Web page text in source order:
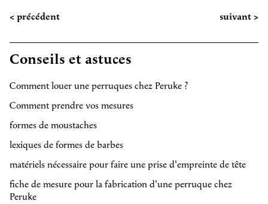
< précédent
suivant >
Conseils et astuces
Comment louer une perruques chez Peruke ?
Comment prendre vos mesures
formes de moustaches
lexiques de formes de barbes
matériels nécessaire pour faire une prise d'empreinte de tête
fiche de mesure pour la fabrication d'une perruque chez
Peruke